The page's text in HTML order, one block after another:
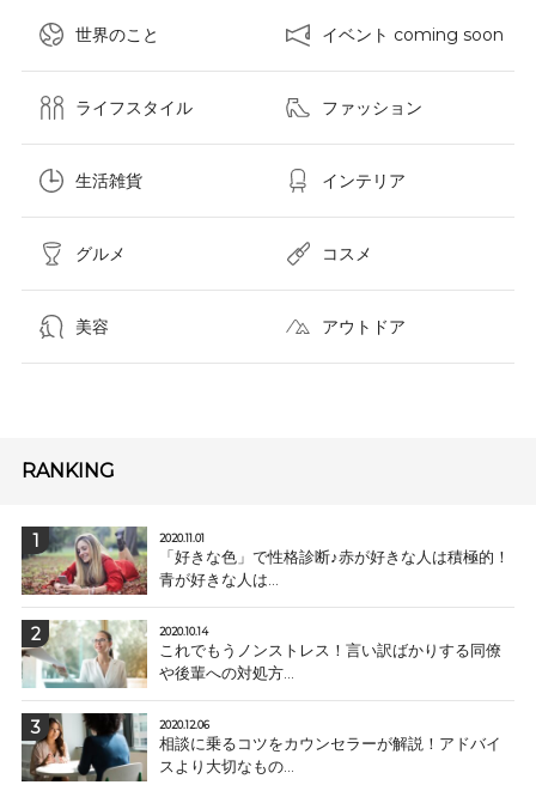
世界のこと イベント coming soon
ライフスタイル ファッション
生活雑貨 インテリア
グルメ コスメ​
美容 アウトドア
RANKING
2020.11.01
「好きな色」で性格診断♪赤が好きな人は積極的！
青が好きな人は...
2020.10.14
これでもうノンストレス！言い訳ばかりする同僚
や後輩への対処方...
2020.12.06
相談に乗るコツをカウンセラーが解説！アドバイ
スより大切なもの...